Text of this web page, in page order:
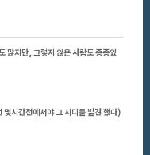
많지만, 그렇지 않은 사람도 종종있
시간전에서야 그 시디를 발견 했다)